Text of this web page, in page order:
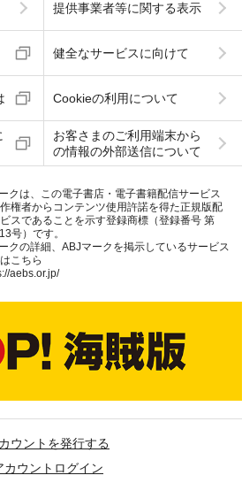
提供事業者等に関する表示
健全なサービスに向けて
Cookieの利用について
お客さまのご利用端末から
の情報の外部送信について
クは、この電子書店・電子書籍配信サービス
権者からコンテンツ使用許諾を得た正規版配
スであることを示す登録商標（登録番号 第
号）です。
クの詳細、ABJマークを掲示しているサービス
こちら
aebs.or.jp/
ウントを発行する
カウントログイン